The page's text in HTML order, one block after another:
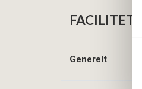
Generelt